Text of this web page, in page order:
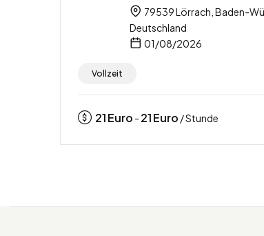
79539 Lörrach, Baden-
Deutschland
01/08/2026
Vollzeit
21Euro - 21Euro / Stunde